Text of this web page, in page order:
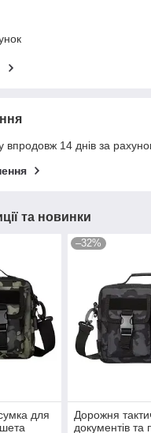
впродовж 14 днів за
та новинки
для
–32%
Дорожня
документів та